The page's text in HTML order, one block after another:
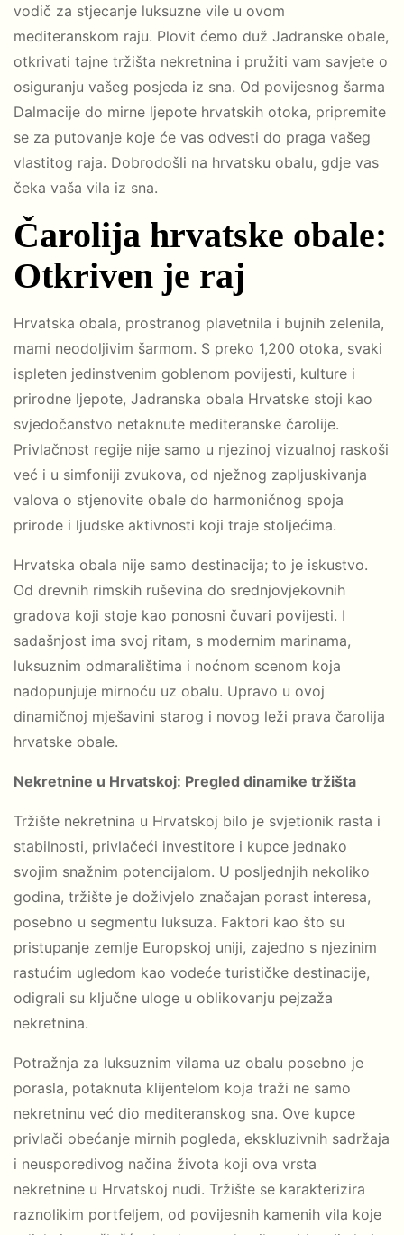
vodič za stjecanje luksuzne vile u ovom
mediteranskom raju. Plovit ćemo duž Jadranske obale,
otkrivati tajne tržišta nekretnina i pružiti vam savjete o
osiguranju vašeg posjeda iz sna. Od povijesnog šarma
Dalmacije do mirne ljepote hrvatskih otoka, pripremite
se za putovanje koje će vas odvesti do praga vašeg
vlastitog raja. Dobrodošli na hrvatsku obalu, gdje vas
čeka vaša vila iz sna.
Čarolija hrvatske obale:
Otkriven je raj
Hrvatska obala, prostranog plavetnila i bujnih zelenila,
mami neodoljivim šarmom. S preko 1,200 otoka, svaki
ispleten jedinstvenim goblenom povijesti, kulture i
prirodne ljepote, Jadranska obala Hrvatske stoji kao
svjedočanstvo netaknute mediteranske čarolije.
Privlačnost regije nije samo u njezinoj vizualnoj raskoši
već i u simfoniji zvukova, od nježnog zapljuskivanja
valova o stjenovite obale do harmoničnog spoja
prirode i ljudske aktivnosti koji traje stoljećima.
Hrvatska obala nije samo destinacija; to je iskustvo.
Od drevnih rimskih ruševina do srednjovjekovnih
gradova koji stoje kao ponosni čuvari povijesti. I
sadašnjost ima svoj ritam, s modernim marinama,
luksuznim odmaralištima i noćnom scenom koja
nadopunjuje mirnoću uz obalu. Upravo u ovoj
dinamičnoj mješavini starog i novog leži prava čarolija
hrvatske obale.
Nekretnine u Hrvatskoj: Pregled dinamike tržišta
Tržište nekretnina u Hrvatskoj bilo je svjetionik rasta i
stabilnosti, privlačeći investitore i kupce jednako
svojim snažnim potencijalom. U posljednjih nekoliko
godina, tržište je doživjelo značajan porast interesa,
posebno u segmentu luksuza. Faktori kao što su
pristupanje zemlje Europskoj uniji, zajedno s njezinim
rastućim ugledom kao vodeće turističke destinacije,
odigrali su ključne uloge u oblikovanju pejzaža
nekretnina.
Potražnja za luksuznim vilama uz obalu posebno je
porasla, potaknuta klijentelom koja traži ne samo
nekretninu već dio mediteranskog sna. Ove kupce
privlači obećanje mirnih pogleda, ekskluzivnih sadržaja
i neusporedivog načina života koji ova vrsta
nekretnine u Hrvatskoj nudi. Tržište se karakterizira
raznolikim portfeljem, od povijesnih kamenih vila koje